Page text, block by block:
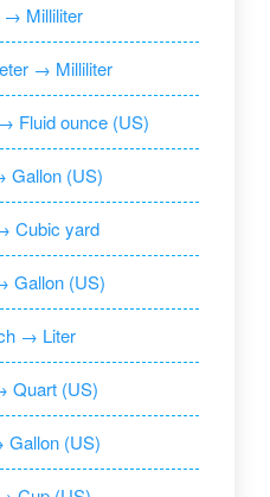
→ Milliliter
→ Milliliter
Fluid ounce (US)
Gallon (US)
Cubic yard
Gallon (US)
→ Liter
Quart (US)
(US)